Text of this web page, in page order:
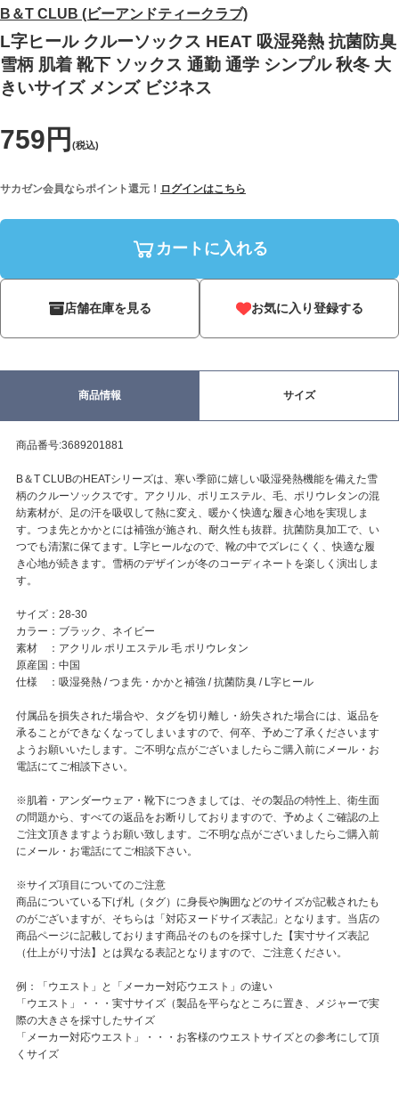
B＆T CLUB (ビーアンドティークラブ)
L字ヒール クルーソックス HEAT 吸湿発熱 抗菌防臭
雪柄 肌着 靴下 ソックス 通勤 通学 シンプル 秋冬 大
きいサイズ メンズ ビジネス
759円 (税込)
サカゼン会員ならポイント還元！ ログインはこちら
カートに入れる
店舗在庫を見る お気に入り登録する
商品情報 サイズ
商品番号:3689201881
B＆T CLUBのHEATシリーズは、寒い季節に嬉しい吸湿発熱機能を備えた雪
柄のクルーソックスです。アクリル、ポリエステル、毛、ポリウレタンの混
紡素材が、足の汗を吸収して熱に変え、暖かく快適な履き心地を実現しま
す。つま先とかかとには補強が施され、耐久性も抜群。抗菌防臭加工で、い
つでも清潔に保てます。L字ヒールなので、靴の中でズレにくく、快適な履
き心地が続きます。雪柄のデザインが冬のコーディネートを楽しく演出しま
す。
サイズ：28-30
カラー：ブラック、ネイビー
素材 ：アクリル ポリエステル 毛 ポリウレタン
原産国：中国
仕様 ：吸湿発熱 / つま先・かかと補強 / 抗菌防臭 / L字ヒール
付属品を損失された場合や、タグを切り離し・紛失された場合には、返品を
承ることができなくなってしまいますので、何卒、予めご了承くださいます
ようお願いいたします。ご不明な点がございましたらご購入前にメール・お
電話にてご相談下さい。
※肌着・アンダーウェア・靴下につきましては、その製品の特性上、衛生面
の問題から、すべての返品をお断りしておりますので、予めよくご確認の上
ご注文頂きますようお願い致します。ご不明な点がございましたらご購入前
にメール・お電話にてご相談下さい。
※サイズ項目についてのご注意
商品についている下げ札（タグ）に身長や胸囲などのサイズが記載されたも
のがございますが、そちらは「対応ヌードサイズ表記」となります。当店の
商品ページに記載しております商品そのものを採寸した【実寸サイズ表記
（仕上がり寸法】とは異なる表記となりますので、ご注意ください。
例：「ウエスト」と「メーカー対応ウエスト」の違い
「ウエスト」・・・実寸サイズ（製品を平らなところに置き、メジャーで実
際の大きさを採寸したサイズ
「メーカー対応ウエスト」・・・お客様のウエストサイズとの参考にして頂
くサイズ